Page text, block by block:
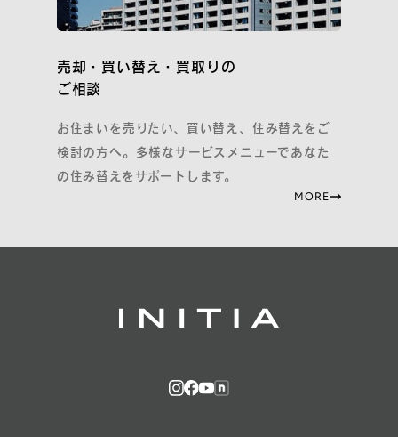
売却・買い替え・買取りの
ご相談
お住まいを売りたい、買い替え、住み替えをご
検討の方へ。多様なサービスメニューであなた
の住み替えをサポートします。
MORE